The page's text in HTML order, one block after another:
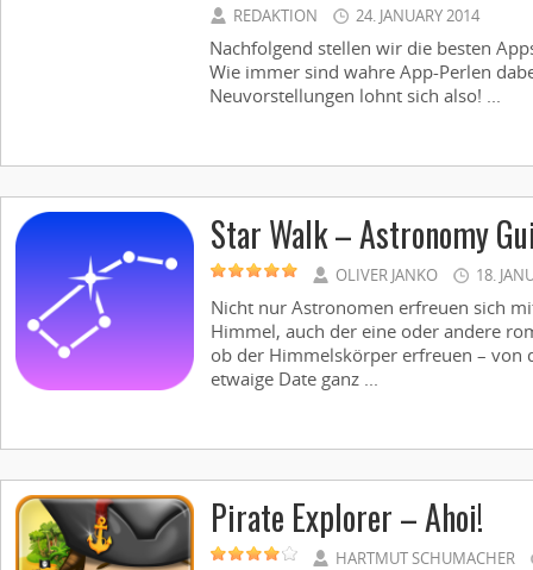
REDAKTION 24. JANUARY 2014
Nachfolgend stellen wir die besten
Wie immer sind wahre App-Perlen
Neuvorstellungen lohnt sich also! ...
Star Walk – Astronomy
OLIVER JANKO 18.
Nicht nur Astronomen erfreuen sich
Himmel, auch der eine oder andere
ob der Himmelskörper erfreuen – von
etwaige Date ganz ...
Pirate Explorer – Ahoi!
HARTMUT SCHUMACHER